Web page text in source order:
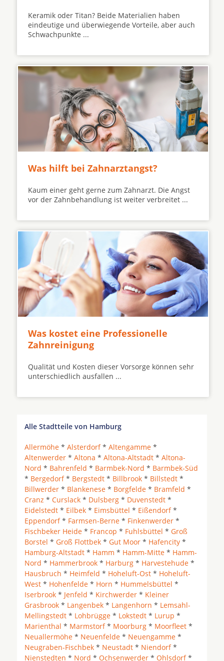
Keramik oder Titan? Beide Materialien haben
eindeutige und überwiegende Vorteile, aber auch
Schwachpunkte ...
Was hilft bei Zahnarztangst?
Kaum einer geht gerne zum Zahnarzt. Die Angst
vor der Zahnbehandlung ist weiter verbreitet ...
Was kostet eine Professionelle
Zahnreinigung
Qualität und Kosten dieser Vorsorge können sehr
unterschiedlich ausfallen ...
Alle Stadtteile von Hamburg
Allermöhe * Alsterdorf* Altengamme *
Altenwerder * Altona * Altona-Altstadt * Altona-
Nord * Bahrenfeld * Barmbek-Nord * Barmbek-Süd
* Bergedorf* Bergstedt * Billbrook * Billstedt *
Billwerder * Blankenese * Borgfelde * Bramfeld *
Cranz * Curslack * Dulsberg * Duvenstedt *
Eidelstedt * Eilbek * Eimsbüttel * Eißendorf*
Eppendorf* Farmsen-Berne * Finkenwerder *
Fischbeker Heide * Francop * Fuhlsbüttel * Groß
Borstel * Groß Flottbek * Gut Moor * Hafencity *
Hamburg-Altstadt * Hamm * Hamm-Mitte * Hamm-
Nord * Hammerbrook * Harburg * Harvestehude *
Hausbruch * Heimfeld * Hoheluft-Ost * Hoheluft-
West * Hohenfelde * Horn * Hummelsbüttel *
Iserbrook * Jenfeld * Kirchwerder * Kleiner
Grasbrook * Langenbek * Langenhorn * Lemsahl-
Mellingstedt * Lohbrügge * Lokstedt * Lurup *
Marienthal * Marmstorf* Moorburg * Moorfleet *
Neuallermöhe * Neuenfelde * Neuengamme *
Neugraben-Fischbek * Neustadt * Niendorf*
Nienstedten * Nord * Ochsenwerder * Ohlsdorf*